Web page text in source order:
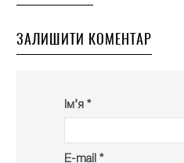
ЗАЛИШИТИ КОМЕНТАР
Ім’я *
E-mail *